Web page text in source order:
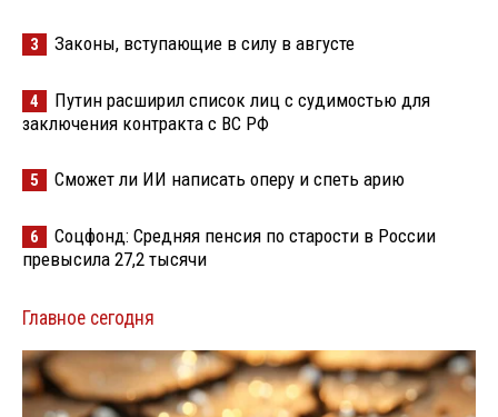
3 Законы, вступающие в силу в августе
4
Путин расширил список лиц с судимостью для
заключения контракта с ВС РФ
5 Сможет ли ИИ написать оперу и спеть арию
6
Соцфонд: Средняя пенсия по старости в России
превысила 27,2 тысячи
Главное сегодня